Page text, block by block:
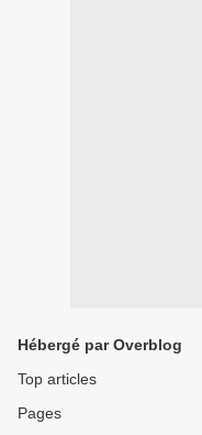
Hébergé par Overblog
Top articles
Pages